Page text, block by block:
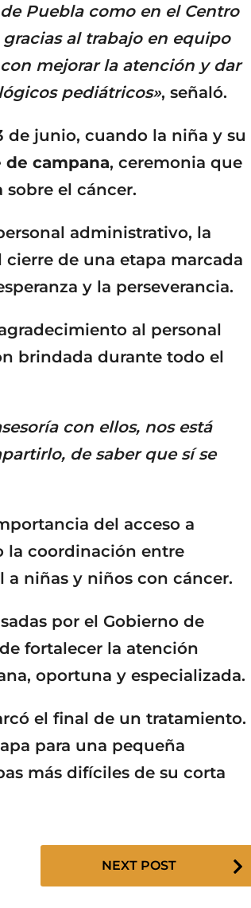
Puebla como en el Centro
al trabajo en equipo
mejorar la atención y dar
pediátricos», señaló.
de junio, cuando la niña y su
campana, ceremonia que
el cáncer.
administrativo, la
cierre de una etapa marcada
y la perseverancia.
al personal
brindada durante todo el
con ellos, nos está
de saber que sí se
del acceso a
la coordinación entre
niñas y niños con cáncer.
por el Gobierno de
fortalecer la atención
oportuna y especializada.
el final de un tratamiento.
para una pequeña
más difíciles de su corta
NEXT POST